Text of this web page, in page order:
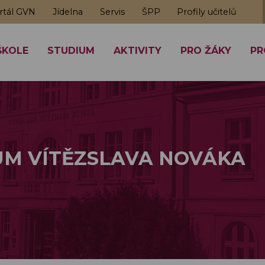
STUDIUM AKTIVITY PRO ŽÁKY
GVN Jídelna Servis ŠPP Profily učitelů
VÍTĚZSLAVA NOVÁKA